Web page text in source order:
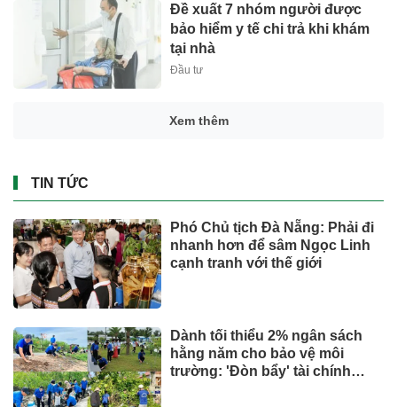
Đề xuất 7 nhóm người được
bảo hiểm y tế chi trả khi khám
tại nhà
Đầu tư
Xem thêm
TIN TỨC
Phó Chủ tịch Đà Nẵng: Phải đi
nhanh hơn để sâm Ngọc Linh
cạnh tranh với thế giới
Dành tối thiểu 2% ngân sách
hằng năm cho bảo vệ môi
trường: 'Đòn bẩy' tài chính